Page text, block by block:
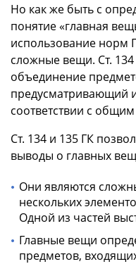
Но как же быть с
понятие «главная
использование норм
сложные вещи. Ст.
объединение
предусматривающий
соответствии с
Ст. 134 и 135 ГК
выводы о главных
Они являются
нескольких
Одной из частей
Главные вещи
предметов,